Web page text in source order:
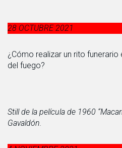
28 OCTUBRE 2021
¿Cómo realizar un rito funerario
del fuego?
Still de la película de 1960
Gavaldón.